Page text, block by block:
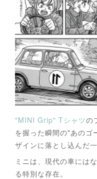
"MINI Grip" Tシャツの
を握った瞬間の"あのゴ
ザインに落とし込んだ一
ミニは、現代の車には
る特別な存在。